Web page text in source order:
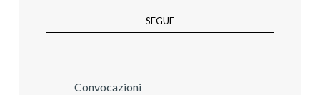
SEGUE
Convocazioni